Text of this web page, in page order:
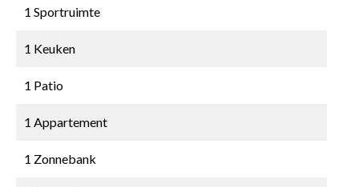
1 Sportruimte
1 Keuken
1 Patio
1 Appartement
1 Zonnebank